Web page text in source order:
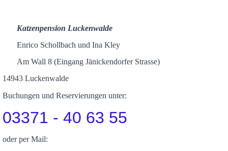
Katzenpension Luckenwalde
Enrico Schollbach und Ina Kley
Am Wall 8 (Eingang Jänickendorfer Strasse)
14943 Luckenwalde
Buchungen und Reservierungen unter:
03371 - 40 63 55
oder per Mail: